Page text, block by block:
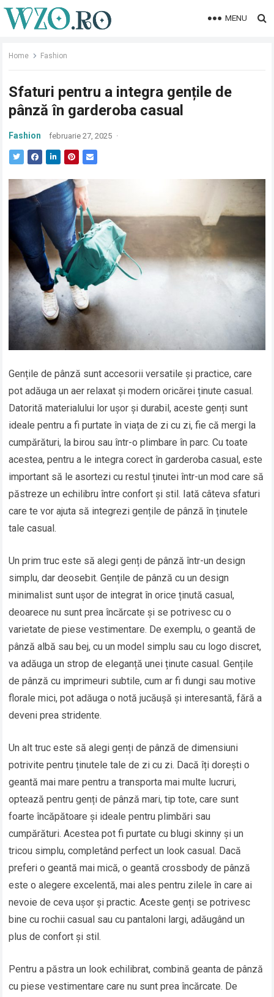
MENU
Home Fashion
Sfaturi pentru a integra gențile de
pânză în garderoba casual
Fashion februarie 27, 2025 ·
Gențile de pânză sunt accesorii versatile și practice, care
pot adăuga un aer relaxat și modern oricărei ținute casual.
Datorită materialului lor ușor și durabil, aceste genți sunt
ideale pentru a fi purtate în viața de zi cu zi, fie că mergi la
cumpărături, la birou sau într-o plimbare în parc. Cu toate
acestea, pentru a le integra corect în garderoba casual, este
important să le asortezi cu restul ținutei într-un mod care să
păstreze un echilibru între confort și stil. Iată câteva sfaturi
care te vor ajuta să integrezi gențile de pânză în ținutele
tale casual.
Un prim truc este să alegi genți de pânză într-un design
simplu, dar deosebit. Gențile de pânză cu un design
minimalist sunt ușor de integrat în orice ținută casual,
deoarece nu sunt prea încărcate și se potrivesc cu o
varietate de piese vestimentare. De exemplu, o geantă de
pânză albă sau bej, cu un model simplu sau cu logo discret,
va adăuga un strop de eleganță unei ținute casual. Gențile
de pânză cu imprimeuri subtile, cum ar fi dungi sau motive
florale mici, pot adăuga o notă jucăușă și interesantă, fără a
deveni prea stridente.
Un alt truc este să alegi genți de pânză de dimensiuni
potrivite pentru ținutele tale de zi cu zi. Dacă îți dorești o
geantă mai mare pentru a transporta mai multe lucruri,
optează pentru genți de pânză mari, tip tote, care sunt
foarte încăpătoare și ideale pentru plimbări sau
cumpărături. Acestea pot fi purtate cu blugi skinny și un
tricou simplu, completând perfect un look casual. Dacă
preferi o geantă mai mică, o geantă crossbody de pânză
este o alegere excelentă, mai ales pentru zilele în care ai
nevoie de ceva ușor și practic. Aceste genți se potrivesc
bine cu rochii casual sau cu pantaloni largi, adăugând un
plus de confort și stil.
Pentru a păstra un look echilibrat, combină geanta de pânză
cu piese vestimentare care nu sunt prea încărcate. De